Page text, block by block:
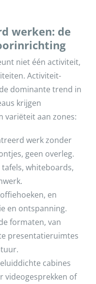
werken: de
niet één activiteit,
Activiteit-
dominante trend in
krijgen
variëteit aan zones:
werk zonder
geen overleg.
tafels, whiteboards,
en
en ontspanning.
formaten, van
presentatieruimtes
cabines
videogesprekken of